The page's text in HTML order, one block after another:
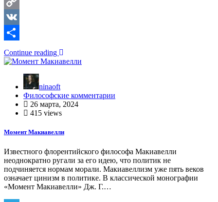
Copy
Link
VK
Отправить
Continue reading
ninaoft
Философские комментарии
26 марта, 2024
415 views
Момент Макиавелли
Известного флорентийского философа Макиавелли
неоднократно ругали за его идею, что политик не
подчиняется нормам морали. Макиавеллизм уже пять веков
означает цинизм в политике. В классической монографии
«Момент Макиавелли» Дж. Г.…